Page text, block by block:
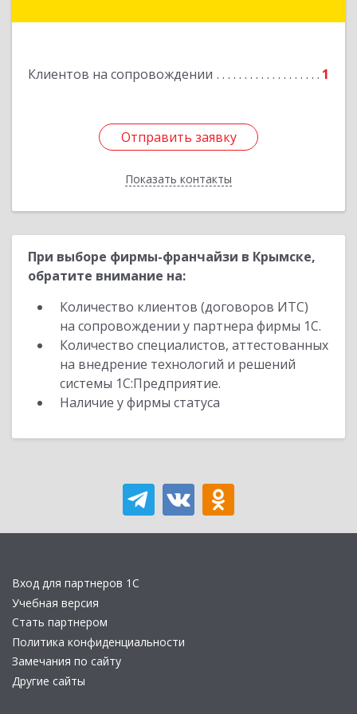
Клиентов на сопровождении 1
Отправить заявку
Показать контакты
Подробнее
Отправить заявку
Назад
При выборе фирмы-франчайзи в Крымске,
обратите внимание на:
Количество клиентов (договоров ИТС)
на сопровождении у партнера фирмы 1С.
Количество специалистов, аттестованных
на внедрение технологий и решений
системы 1С:Предприятие.
Наличие у фирмы статуса
Вход для партнеров 1С
Учебная версия
Стать партнером
Политика конфиденциальности
Замечания по сайту
Другие сайты